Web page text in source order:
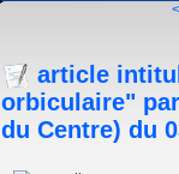
article
orbiculaire"
du Centre) du